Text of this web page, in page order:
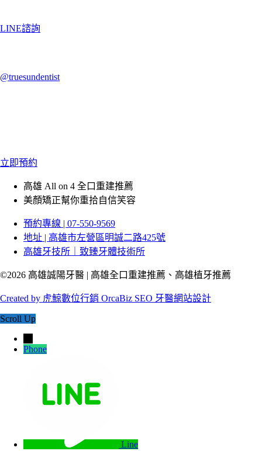
LINE諮詢
@truesundentist
立即預約
高雄 All on 4 全口重建推薦
美顏矯正幫你重拾自信笑容
預約專線 | 07-550-9569
地址 | 高雄市左營區明誠二路425號
高雄牙技所｜致臻牙體技術所
©2026 高雄誠陽牙醫 | 高雄全口重建推薦、高雄植牙推薦
Created by 虎鯨數位行銷 OrcaBiz SEO 牙醫網站設計
Scroll Up
Phone
Line